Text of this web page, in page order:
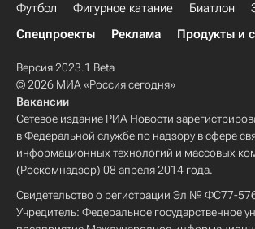
Футбол Фигурное катание Биатлон
Спецпроекты
Реклама Продукты и
Версия 2023.1 Beta
© 2026 МИА «Россия сегодня»
Вакансии
Сетевое издание РИА Новости
в Федеральной службе по надзору в сфере
информационных технологий и массовых
(Роскомнадзор) 08 апреля 2014 года.
Свидетельство о регистрации Эл № ФС77-
Учредитель: Федеральное государственное